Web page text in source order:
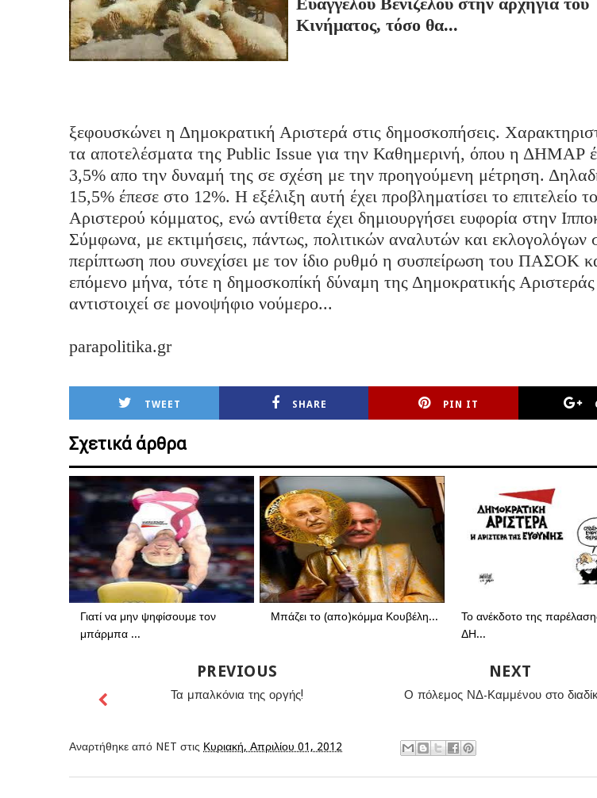
Κινήματος, τόσο θα...
ξεφουσκώνει η Δημοκρατική Αριστερά στις δημοσκοπήσεις.
τα αποτελέσματα της Public Issue για την Καθημερινή, όπου η ΔΗΜΑΡ
3,5% απο την δυναμή της σε σχέση με την προηγούμενη μέτρηση.
15,5% έπεσε στο 12%. Η εξέλιξη αυτή έχει προβληματίσει το επιτελείο
Αριστερού κόμματος, ενώ αντίθετα έχει δημιουργήσει ευφορία στην
Σύμφωνα, με εκτιμήσεις, πάντως, πολιτικών αναλυτών και εκλογολόγων
περίπτωση που συνεχίσει με τον ίδιο ρυθμό η συσπείρωση του ΠΑΣΟΚ
επόμενο μήνα, τότε η δημοσκοπίκή δύναμη της Δημοκρατικής
αντιστοιχεί σε μονοψήφιο νούμερο...
parapolitika.gr
TWEET SHARE PIN IT
Σχετικά άρθρα
Γιατί να μην ψηφίσουμε τον
μπάρμπα ...
Μπάζει το (απο)κόμμα Κουβέλη...
Το ανέκδοτο της
ΔΗ...
NEXT
Ο πόλεμος ΝΔ-Καμμένου στο
PREVIOUS
Τα μπαλκόνια της οργής!
Αναρτήθηκε από NET στις Κυριακή, Απριλίου 01, 2012